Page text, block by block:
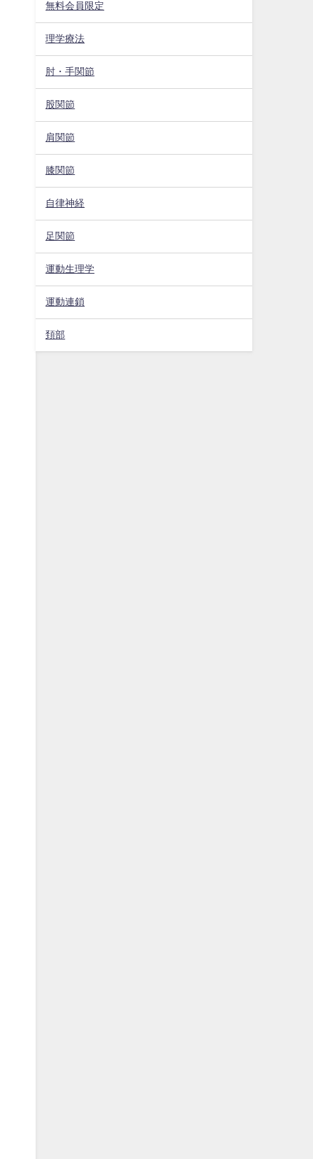
無料会員限定
理学療法
肘・手関節
股関節
肩関節
膝関節
自律神経
足関節
運動生理学
運動連鎖
頚部